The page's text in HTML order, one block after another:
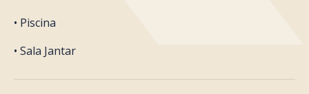
• Piscina
• Sala Jantar